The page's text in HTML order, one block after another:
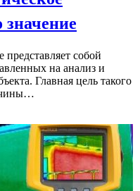
значение
представляет собой
на анализ и
Главная цель такого